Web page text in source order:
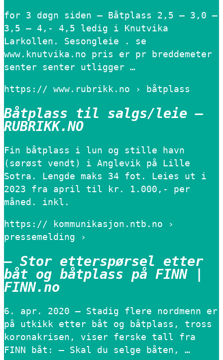
for 3 døgn siden — Båtplass 2,5 – 3,0 –
3,5 – 4,- 4,5 ledig i Knutvika
Larkollen. Sesongleie . se
www.knutvika.no pris er pr breddemeter
senter senter utligger …
https:// www.rubrikk.no › båtplass
Båtplass til salgs/leie –
RUBRIKK.NO
Fin båtplass i lun og stille havn
(sørøst vendt) i Anglevik på Lille
Sotra. Lengde maks 34 fot. Leies ut i
2023 fra april til kr. 1.000,- per
måned. inkl.
https:// kommunikasjon.ntb.no ›
pressemelding ›
– Stor etterspørsel etter
båt og båtplass på FINN |
FINN.no
6. apr. 2020 — Stadig flere nordmenn er
på utkikk etter båt og båtplass, tross
koronakrisen, viser ferske tall fra
FINN båt: – Skal du selge båten, …